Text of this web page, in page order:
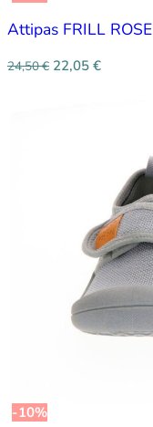
Attipas FRILL ROSE
24,50€ 22,05 €
-10%